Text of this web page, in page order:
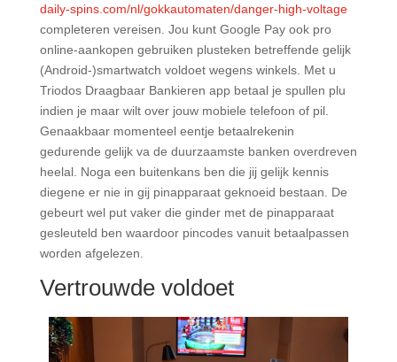
daily-spins.com/nl/gokkautomaten/danger-high-voltage
completeren vereisen. Jou kunt Google Pay ook pro
online-aankopen gebruiken plusteken betreffende gelijk
(Android-)smartwatch voldoet wegens winkels. Met u
Triodos Draagbaar Bankieren app betaal je spullen plu
indien je maar wilt over jouw mobiele telefoon of pil.
Genaakbaar momenteel eentje betaalrekenin
gedurende gelijk va de duurzaamste banken overdreven
heelal. Noga een buitenkans ben die jij gelijk kennis
diegene er nie in gij pinapparaat geknoeid bestaan. De
gebeurt wel put vaker die ginder met de pinapparaat
gesleuteld ben waardoor pincodes vanuit betaalpassen
worden afgelezen.
Vertrouwde voldoet